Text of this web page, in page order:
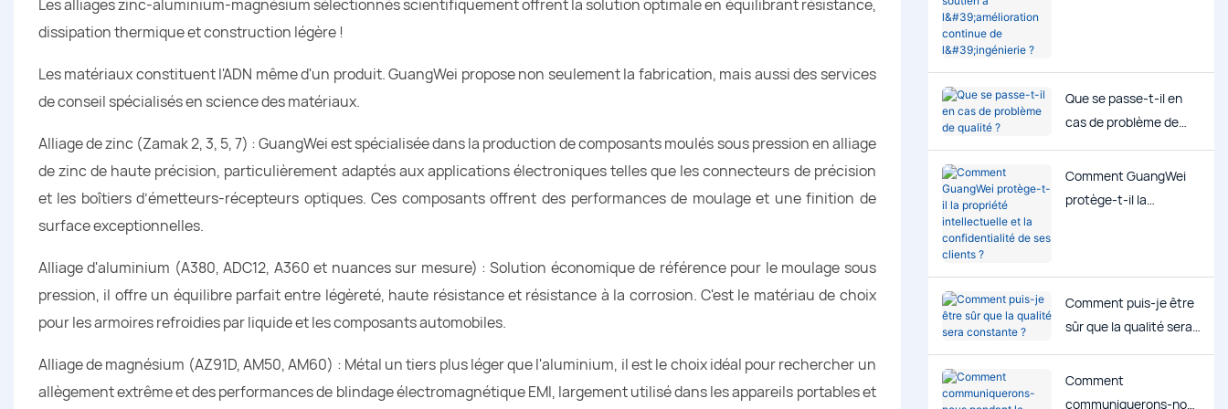
Les alliages zinc-aluminium-magnésium sélectionnés scientifiquement offrent la solution optimale en équilibrant résistance,
dissipation thermique et construction légère !
Les matériaux constituent l'ADN même d'un produit. GuangWei propose non seulement la fabrication, mais aussi des services
de conseil spécialisés en science des matériaux.
Alliage de zinc (Zamak 2, 3, 5, 7) : GuangWei est spécialisée dans la production de composants moulés sous pression en alliage
de zinc de haute précision, particulièrement adaptés aux applications électroniques telles que les connecteurs de précision
et les boîtiers d’émetteurs-récepteurs optiques. Ces composants offrent des performances de moulage et une finition de
surface exceptionnelles.
Alliage d'aluminium (A380, ADC12, A360 et nuances sur mesure) : Solution économique de référence pour le moulage sous
pression, il offre un équilibre parfait entre légèreté, haute résistance et résistance à la corrosion. C'est le matériau de choix
pour les armoires refroidies par liquide et les composants automobiles.
Alliage de magnésium (AZ91D, AM50, AM60) : Métal un tiers plus léger que l'aluminium, il est le choix idéal pour rechercher un
allègement extrême et des performances de blindage électromagnétique EMI, largement utilisé dans les appareils portables et
Que se passe-t-il en
cas de problème de
qualité ?
Comment GuangWei
protège-t-il la
Comment puis-je être
sûr que la qualité sera
constante ?
Comment
communiquerons-nous